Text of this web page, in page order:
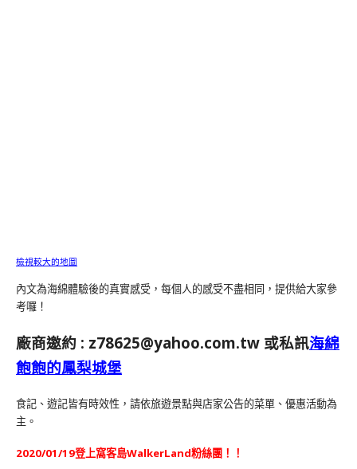
檢視較大的地圖
內文為海綿體驗後的真實感受，每個人的感受不盡相同，提供給大家參
考囉！
廠商邀約 : z78625@yahoo.com.tw 或私訊海綿
飽飽的鳳梨城堡
食記、遊記皆有時效性，請依旅遊景點與店家公告的菜單、優惠活動為
主。
2020/01/19登上窩客島WalkerLand粉絲團！！